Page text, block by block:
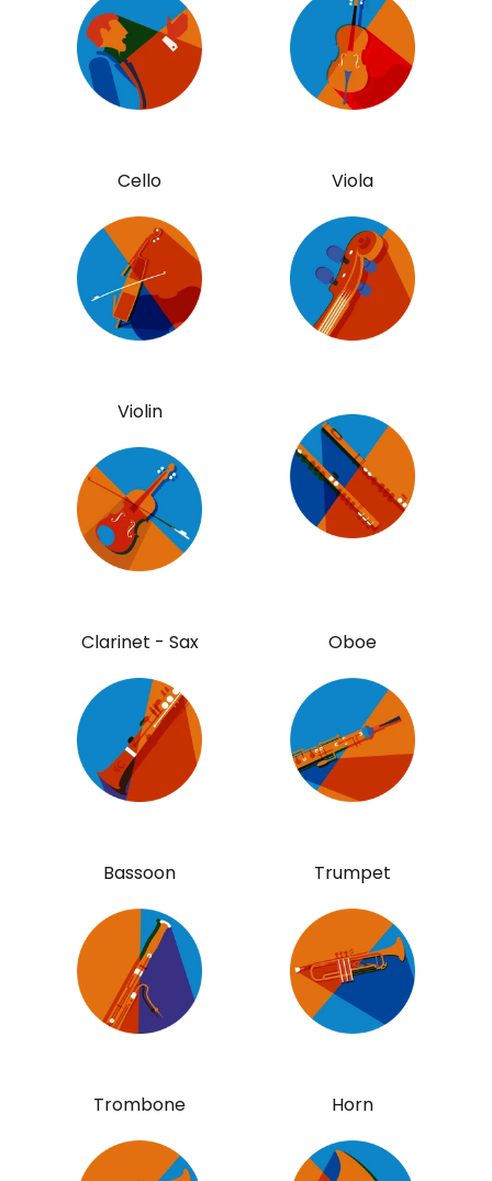
Cello Viola
Violin
Clarinet - Sax Oboe
Bassoon Trumpet
Trombone Horn